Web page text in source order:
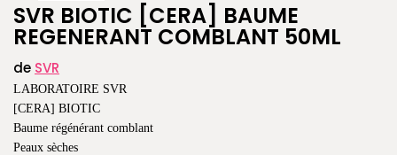
SVR BIOTIC [CERA] BAUME
REGENERANT COMBLANT 50ML
de SVR
LABORATOIRE SVR
[CERA] BIOTIC
Baume régénérant comblant
Peaux sèches